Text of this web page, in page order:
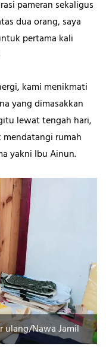
pameran sekaligus
dua orang, saya
pertama kali
kami menikmati
yang dimasakkan
lewat tengah hari,
mendatangi rumah
yakni Ibu Ainun.
ulang/Nawa Jamil